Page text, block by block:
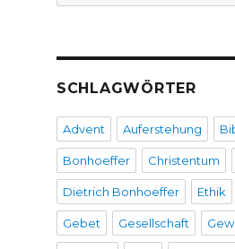
SCHLAGWÖRTER
Advent Auferstehung
Bonhoeffer Christentum
Dietrich Bonhoeffer Ethik
Gebet Gesellschaft